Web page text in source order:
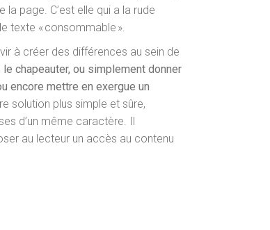
page. C’est elle qui a la rude
texte « consommable ».
à créer des différences au sein de
chapeauter, ou simplement donner
encore mettre en exergue un
solution plus simple et sûre,
d’un même caractère. Il
au lecteur un accès au contenu